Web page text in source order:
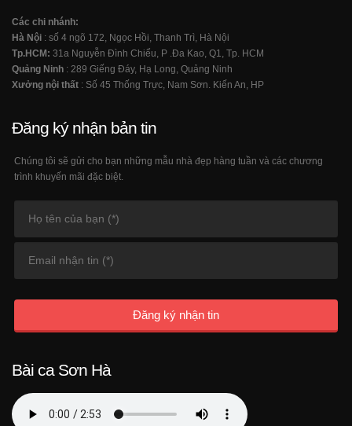
Các chi nhánh:
Hà Nội : số 4 ngõ 172, Ngọc Hồi, Thanh Trì, Hà Nội
Tp.HCM: 31a Nguyễn Đình Chiểu, P .Đa Kao, Q1, Tp. HCM
Quảng Ninh : 289 Giếng Đáy, Hạ Long, Quảng Ninh
Xưởng nội thất : Số 45 Thống Trực, Nam Sơn. Kiến An, HP
Đăng ký nhận bản tin
Chúng tôi sẽ gửi cho bạn những mẫu nhà đẹp hàng tuần và các chương
trình khuyến mãi đặc biệt.
Đăng ký nhận tin
Bài ca Sơn Hà